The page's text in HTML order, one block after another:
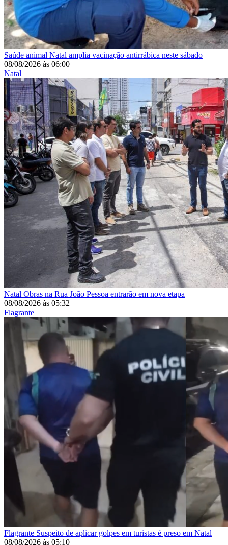
Saúde animal Natal amplia vacinação antirrábica neste sábado
08/08/2026 às 06:00
Natal
Natal Obras na Rua João Pessoa entrarão em nova etapa
08/08/2026 às 05:32
Flagrante
Flagrante Suspeito de aplicar golpes em turistas é preso em Natal
08/08/2026 às 05:10